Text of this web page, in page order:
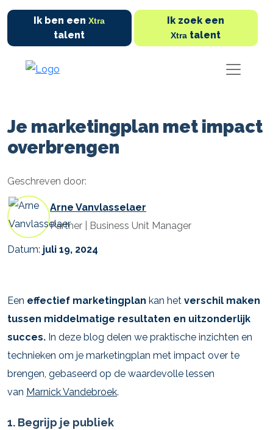
Ik ben eenXtra
talent
Ik zoek een
Xtra talent
Je marketingplan met impact
overbrengen
Geschreven door:
Arne Vanvlasselaer
Partner | Business Unit Manager
Datum: juli 19, 2024
Een effectief marketingplan kan het verschil maken
tussen middelmatige resultaten en uitzonderlijk
succes. In deze blog delen we praktische inzichten en
technieken om je marketingplan met impact over te
brengen, gebaseerd op de waardevolle lessen
van Marnick Vandebroek.
1. Begrijp je publiek